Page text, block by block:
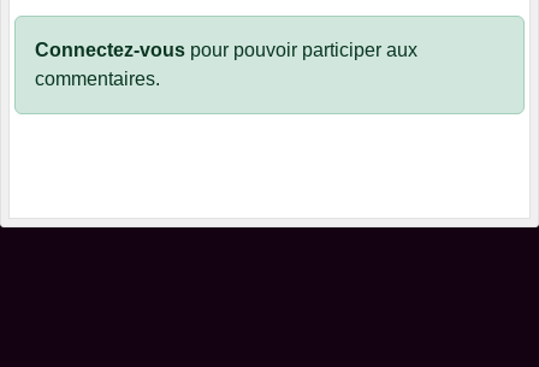
Connectez-vous pour pouvoir participer aux
commentaires.